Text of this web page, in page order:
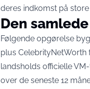
deres indkomst på
Den
Følgende opgørelse
plus CelebrityNetWorth
landsholds officielle
over de seneste 12